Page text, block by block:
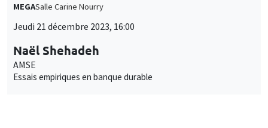
MEGASalle Carine Nourry
Jeudi 21 décembre 2023, 16:00
Naël Shehadeh
AMSE
Essais empiriques en banque durable